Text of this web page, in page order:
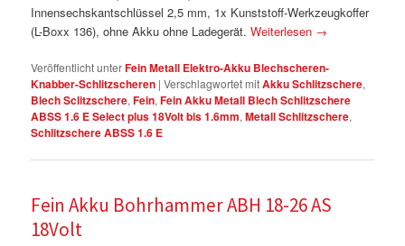
Innensechskantschlüssel 2,5 mm, 1x Kunststoff-Werkzeugkoffer
(L-Boxx 136), ohne Akku ohne Ladegerät.Weiterlesen →
Veröffentlicht unterFein Metall Elektro-Akku Blechscheren-
Knabber-Schlitzscheren |Verschlagwortet mitAkku Schlitzschere,
Blech Sclitzschere,Fein,Fein Akku Metall Blech Schlitzschere
ABSS 1.6 E Select plus 18Volt bis 1.6mm,Metall Schlitzschere,
Schlitzschere ABSS 1.6 E
Fein Akku Bohrhammer ABH 18-26 AS
18Volt